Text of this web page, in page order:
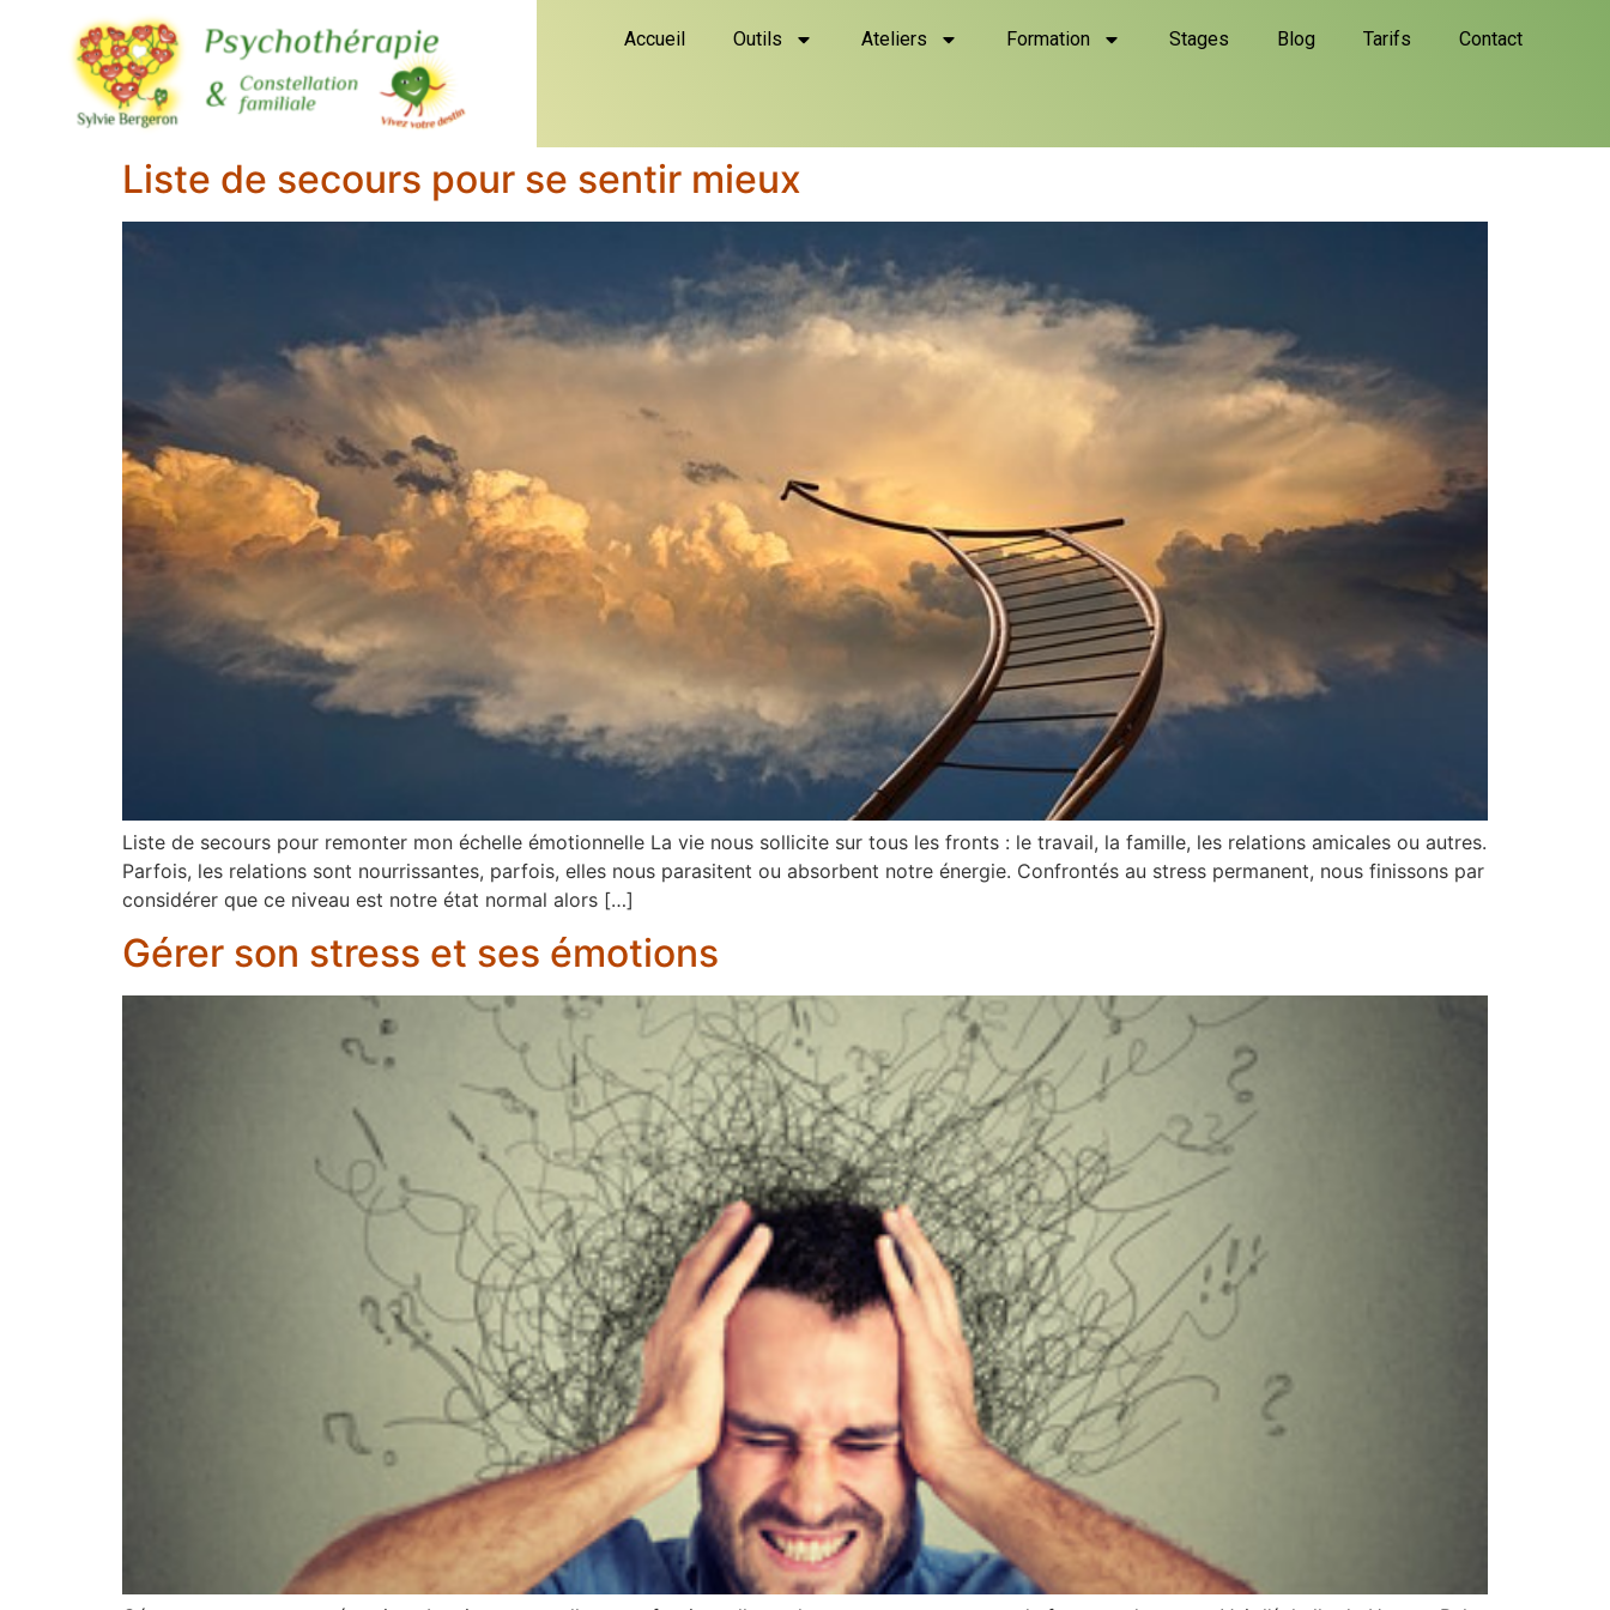
Accueil Outils Ateliers Formation Stages Blog Tarifs Contact
Liste de secours pour se sentir mieux
Liste de secours pour remonter mon échelle émotionnelle La vie nous sollicite sur tous les fronts : le travail, la famille, les relations amicales ou autres.
Parfois, les relations sont nourrissantes, parfois, elles nous parasitent ou absorbent notre énergie. Confrontés au stress permanent, nous finissons par
considérer que ce niveau est notre état normal alors […]
Gérer son stress et ses émotions